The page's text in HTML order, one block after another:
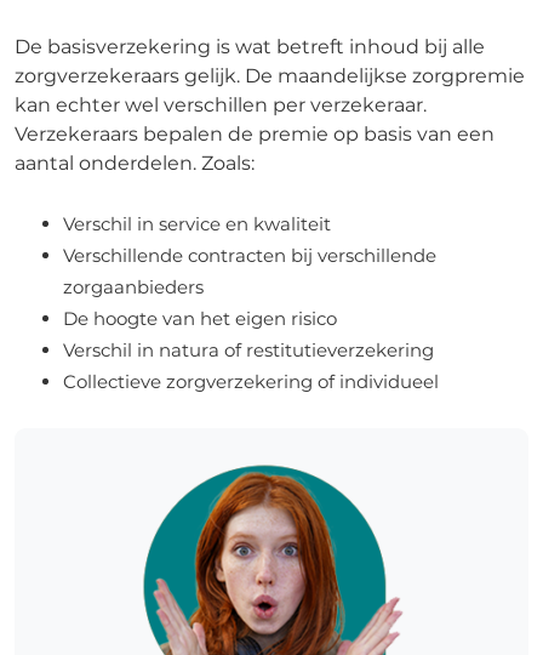
De basisverzekering is wat betreft inhoud bij alle
zorgverzekeraars gelijk. De maandelijkse zorgpremie
kan echter wel verschillen per verzekeraar.
Verzekeraars bepalen de premie op basis van een
aantal onderdelen. Zoals:
Verschil in service en kwaliteit
Verschillende contracten bij verschillende
zorgaanbieders
De hoogte van het eigen risico
Verschil in natura of restitutieverzekering
Collectieve zorgverzekering of individueel